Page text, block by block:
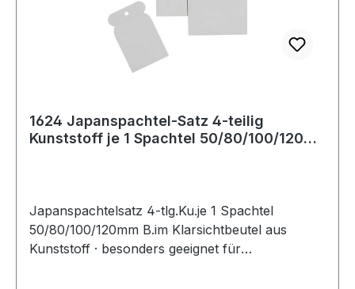
1624 Japanspachtel-Satz 4-teilig
Kunststoff je 1 Spachtel 50/80/100/120
Japanspachtelsatz 4-tlg.Ku.je 1 Spachtel
50/80/100/120mm B.im Klarsichtbeutel aus
Kunststoff · besonders geeignet für